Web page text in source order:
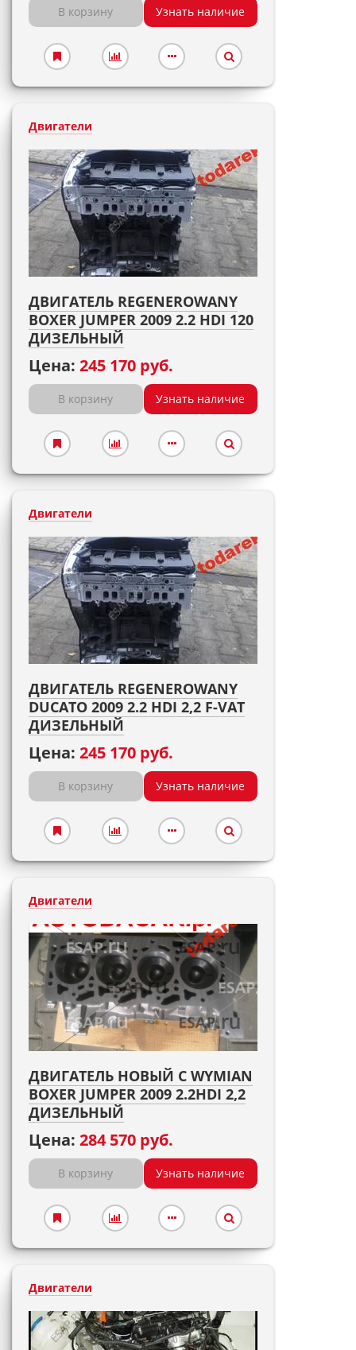
В корзину Узнать наличие
Двигатели
ДВИГАТЕЛЬ REGENEROWANY
BOXER JUMPER 2009 2.2 HDI 120
ДИЗЕЛЬНЫЙ
Цена: 245 170 руб.
В корзину Узнать наличие
Двигатели
ДВИГАТЕЛЬ REGENEROWANY
DUCATO 2009 2.2 HDI 2,2 F-VAT
ДИЗЕЛЬНЫЙ
Цена: 245 170 руб.
В корзину Узнать наличие
Двигатели
ДВИГАТЕЛЬ НОВЫЙ С WYMIAN
BOXER JUMPER 2009 2.2HDI 2,2
ДИЗЕЛЬНЫЙ
Цена: 284 570 руб.
В корзину Узнать наличие
Двигатели